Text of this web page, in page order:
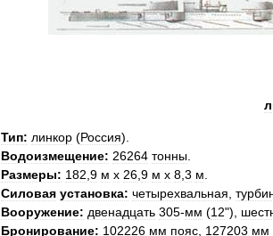
Тип: линкор (Россия).
Водоизмещение: 26264 тонны
Размеры: 182 9 м х 26 9 м х 8 3 м
Силовая установка: четырехвальная
Вооружение: двенадцать 305-мм (12"),
Бронирование: 102226 мм пояс 127203 мм